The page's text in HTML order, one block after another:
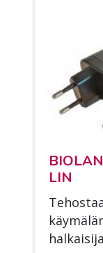
LIN